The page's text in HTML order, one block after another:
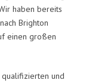
haben bereits
Brighton
einen großen
qualifizierten und